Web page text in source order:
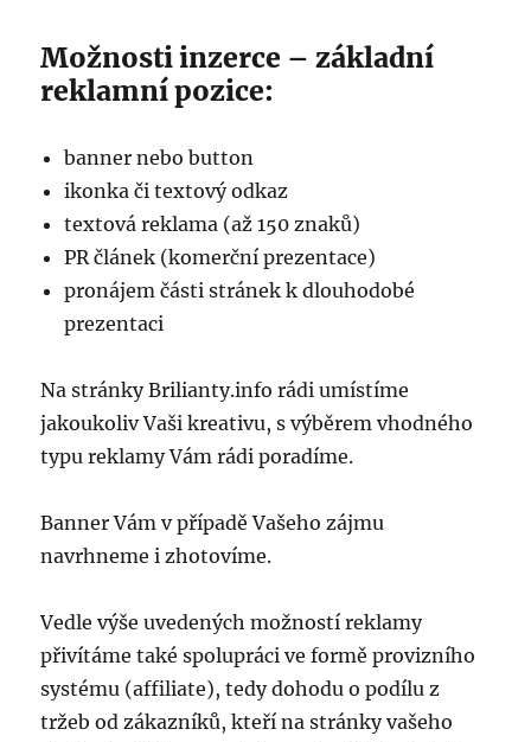
Možnosti inzerce – základní
reklamní pozice:
banner nebo button
ikonka či textový odkaz
textová reklama (až 150 znaků)
PR článek (komerční prezentace)
pronájem části stránek k dlouhodobé
prezentaci
Na stránky Brilianty.info rádi umístíme
jakoukoliv Vaši kreativu, s výběrem vhodného
typu reklamy Vám rádi poradíme.
Banner Vám v případě Vašeho zájmu
navrhneme i zhotovíme.
Vedle výše uvedených možností reklamy
přivítáme také spolupráci ve formě provizního
systému (affiliate), tedy dohodu o podílu z
tržeb od zákazníků, kteří na stránky vašeho